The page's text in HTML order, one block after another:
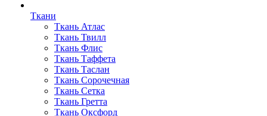
Ткани
Ткань Атлас
Ткань Твилл
Ткань Флис
Ткань Таффета
Ткань Таслан
Ткань Сорочечная
Ткань Сетка
Ткань Гретта
Ткань Оксфорд